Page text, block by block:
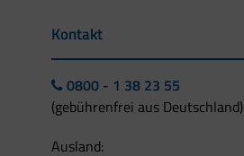
Kontakt
0800 - 1 38 23 55
(gebührenfrei aus Deutschland)
Ausland: